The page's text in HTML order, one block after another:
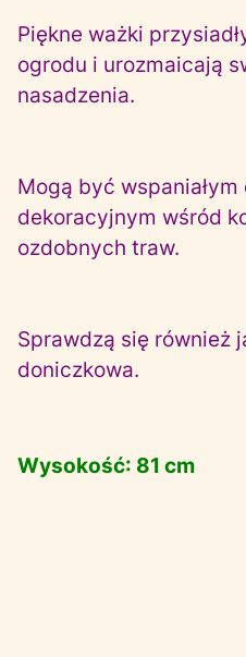
Piękne ważki
ogrodu i urozmaicają
nasadzenia.
Mogą być wspaniałym
dekoracyjnym wśród
ozdobnych traw.
Sprawdzą się również
doniczkowa.
Wysokość: 81 cm